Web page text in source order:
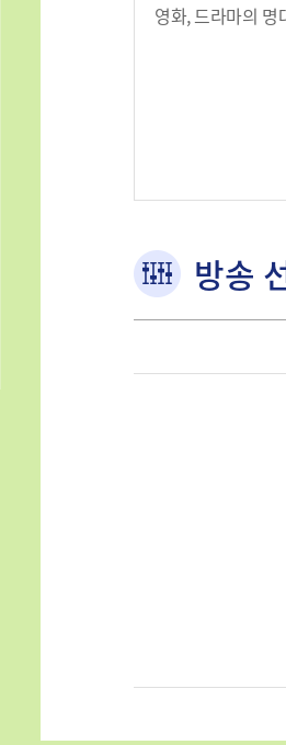
영화, 드라마의
방송